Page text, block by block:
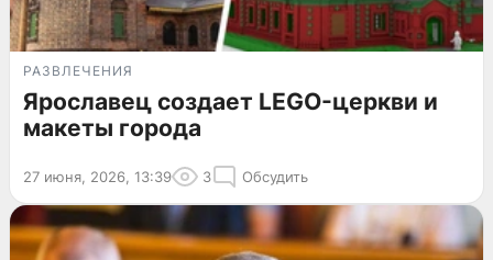
РАЗВЛЕЧЕНИЯ
Ярославец создает LEGO-церкви и
макеты города
27 июня, 2026, 13:39 3 Обсудить